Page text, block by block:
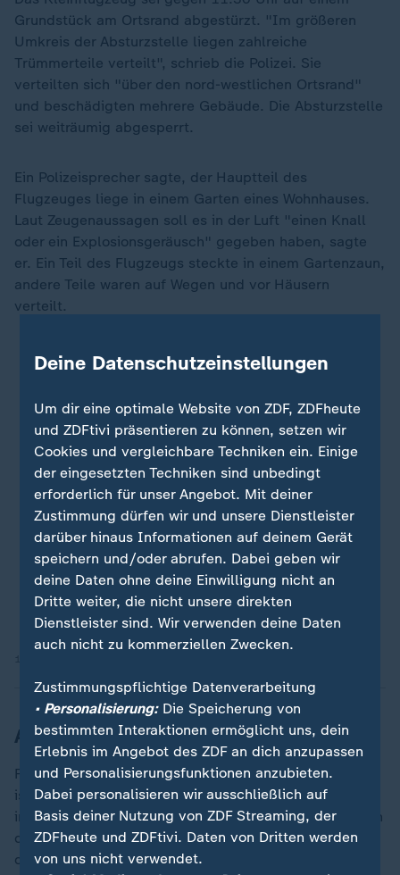
Grundstück am Ortsrand abgestürzt. "Im größeren
Umkreis der Absturzstelle liegen zahlreiche
Trümmerteile verteilt", schrieb die Polizei. Sie
verteilten sich "über den nord-westlichen Ortsrand"
und beschädigten mehrere Gebäude. Die Absturzstelle
sei weiträumig abgesperrt.
Ein Polizeisprecher sagte, der Hauptteil des
Flugzeuges liege in einem Garten eines Wohnhauses.
Laut Zeugenaussagen soll es in der Luft "einen Knall
oder ein Explosionsgeräusch" gegeben haben, sagte
er. Ein Teil des Flugzeugs steckte in einem Gartenzaun,
andere Teile waren auf Wegen und vor Häusern
verteilt.
Anlaufstelle für Anwohner eingerichtet
Für Anwohner wurde eine Anlaufstelle eingerichtet. Sie
ist auch am Sonntag geöffnet - von 10 Uhr bis 14 Uhr
im Albert-Schweitzer-Haus in Limburgerhof. "Wir bitten
darum, dass sich Grundstücksbesitzer bzw. Zeugen,
die sich bislang noch nicht gemeldet haben oder von
Deine Datenschutzeinstellungen
Um dir eine optimale Website von ZDF, ZDFheute
und ZDFtivi präsentieren zu können, setzen wir
Cookies und vergleichbare Techniken ein. Einige
der eingesetzten Techniken sind unbedingt
erforderlich für unser Angebot. Mit deiner
Zustimmung dürfen wir und unsere Dienstleister
darüber hinaus Informationen auf deinem Gerät
speichern und/oder abrufen. Dabei geben wir
deine Daten ohne deine Einwilligung nicht an
Dritte weiter, die nicht unsere direkten
Dienstleister sind. Wir verwenden deine Daten
auch nicht zu kommerziellen Zwecken.
Zustimmungspflichtige Datenverarbeitung
• Personalisierung:Die Speicherung von
bestimmten Interaktionen ermöglicht uns, dein
Erlebnis im Angebot des ZDF an dich anzupassen
und Personalisierungsfunktionen anzubieten.
Dabei personalisieren wir ausschließlich auf
Basis deiner Nutzung von ZDF Streaming, der
ZDFheute und ZDFtivi. Daten von Dritten werden
von uns nicht verwendet.